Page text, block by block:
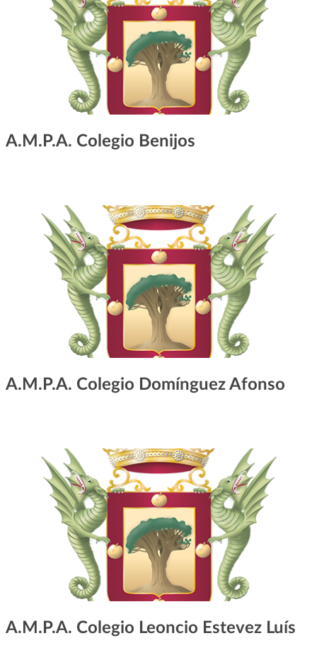
A.M.P.A. Colegio Benijos
A.M.P.A. Colegio Domínguez Afonso
A.M.P.A. Colegio Leoncio Estevez Luís